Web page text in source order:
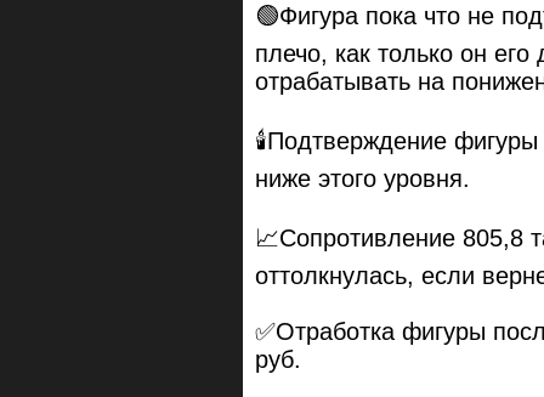
🟢Фигура пока что не
плечо, как только он его
отрабатывать на
🕯Подтверждение фигуры
ниже этого уровня.
📈Сопротивление 805,8
оттолкнулась, если
✅Отработка фигуры
руб.